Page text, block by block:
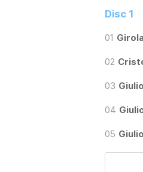
ainly
2017
“Pichon
ting
hole is
Disc 1
01
02
03
04
05